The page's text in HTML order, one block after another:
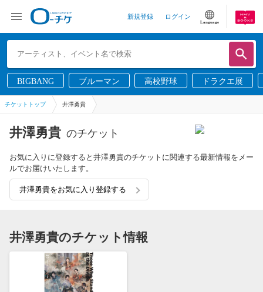
新規登録 ログイン
Language
BIGBANG ブルーマン 高校野球 ドラクエ展
チケットトップ 井澤勇貴
井澤勇貴 のチケット
お気に入りに登録すると井澤勇貴のチケットに関連する最新情報をメー
ルでお届けいたします。
井澤勇貴をお気に入り登録する
井澤勇貴のチケット情報